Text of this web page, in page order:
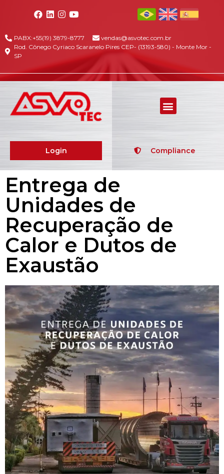
PABX:+55(19) 3879-8777
vendas@asvotec.com.br
Rod. Cônego Cyriaco Scaranelo Pires CEP- (13193-580) - Monte Mor -
SP
Login Compliance
Entrega de
Unidades de
Recuperação de
Calor e Dutos de
Exaustão